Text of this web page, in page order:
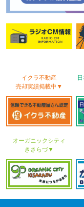
イクラ不動産
売却実績掲載中▼
オーガニックシティ
きさらづ▼